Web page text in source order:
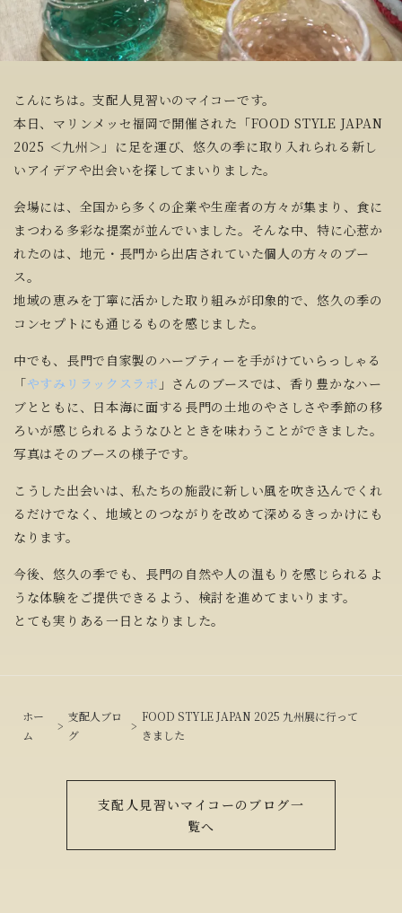
こんにちは。支配人見習いのマイコーです。
本日、マリンメッセ福岡で開催された「FOOD STYLE JAPAN
2025 ＜九州＞」に足を運び、悠久の季に取り入れられる新し
いアイデアや出会いを探してまいりました。
会場には、全国から多くの企業や生産者の方々が集まり、食に
まつわる多彩な提案が並んでいました。そんな中、特に心惹か
れたのは、地元・長門から出店されていた個人の方々のブー
ス。
地域の恵みを丁寧に活かした取り組みが印象的で、悠久の季の
コンセプトにも通じるものを感じました。
中でも、長門で自家製のハーブティーを手がけていらっしゃる
「やすみリラックスラボ 」さんのブースでは、香り豊かなハー
ブとともに、日本海に面する長門の土地のやさしさや季節の移
ろいが感じられるようなひとときを味わうことができました。
写真はそのブースの様子です。
こうした出会いは、私たちの施設に新しい風を吹き込んでくれ
るだけでなく、地域とのつながりを改めて深めるきっかけにも
なります。
今後、悠久の季でも、長門の自然や人の温もりを感じられるよ
うな体験をご提供できるよう、検討を進めてまいります。
とても実りある一日となりました。
ホー
ム
支配人ブロ
グ
FOOD STYLE JAPAN 2025 九州展に行って
きました
支配人見習いマイコーのブログ一
覧へ